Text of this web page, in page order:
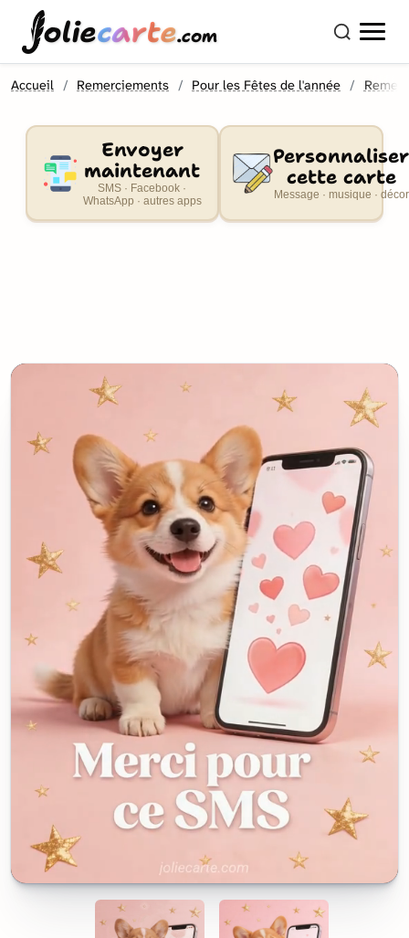
oliecarte.com
Accueil Remerciements Pour les Fêtes de l'année
Envoyer
maintenant
SMS · Facebook ·
WhatsApp · autres apps
Personnaliser
cette carte
Message · musique · décor